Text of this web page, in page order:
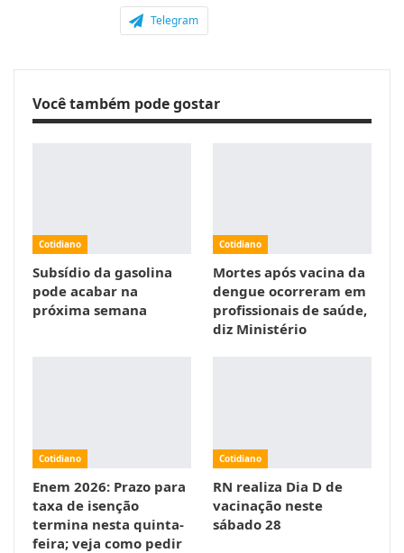
Telegram
Você também pode gostar
Cotidiano
Subsídio da gasolina
pode acabar na
próxima semana
Cotidiano
Mortes após vacina da
dengue ocorreram em
profissionais de saúde,
diz Ministério
Cotidiano
Enem 2026: Prazo para
taxa de isenção
termina nesta quinta-
feira; veja como pedir
Cotidiano
RN realiza Dia D de
vacinação neste
sábado 28